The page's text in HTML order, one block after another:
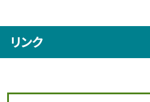
リンク